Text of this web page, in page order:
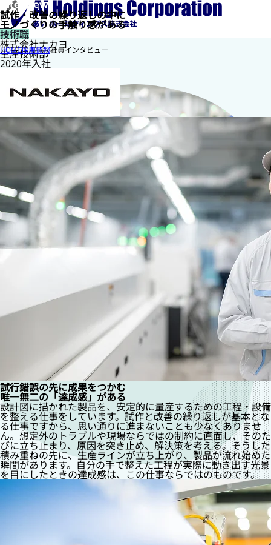
HOME採用情報社員インタビュー
Interview
試作・改善の繰り返しの中に
モノづくりの手触り感がある
技術職
株式会社ナカヨ
生産技術部
2020年入社
試行錯誤の先に成果をつかむ
唯一無二の「達成感」がある
設計図に描かれた製品を、安定的に量産するための工程・設備
を整える仕事をしています。試作と改善の繰り返しが基本とな
る仕事ですから、思い通りに進まないことも少なくありませ
ん。想定外のトラブルや現場ならではの制約に直面し、そのた
びに立ち止まり、原因を突き止め、解決策を考える。そうした
積み重ねの先に、生産ラインが立ち上がり、製品が流れ始めた
瞬間があります。自分の手で整えた工程が実際に動き出す光景
を目にしたときの達成感は、この仕事ならではのものです。